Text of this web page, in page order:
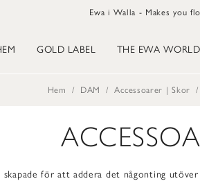
Ewa i Walla - Makes you
GOLD LABEL THE EWA WORLD
Hem DAM Accessoarer | Skor
skapade för att addera det någonting